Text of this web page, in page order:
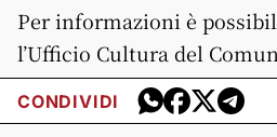
Per informazioni è
l’Ufficio Cultura del
CONDIVIDI